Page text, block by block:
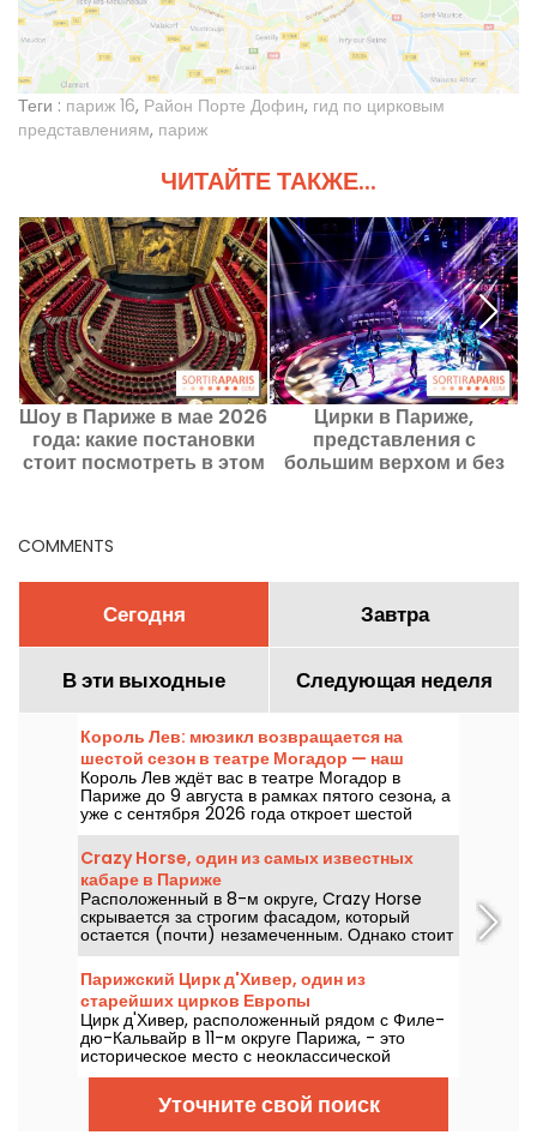
Теги : париж 16, Район Порте Дофин, гид по цирковым
представлениям, париж
ЧИТАЙТЕ ТАКЖЕ...
Шоу в Париже в мае 2026
года: какие постановки
стоит посмотреть в этом
Цирки в Париже,
представления с
большим верхом и без
COMMENTS
Сегодня Завтра
В эти выходные Следующая неделя
Король Лев: мюзикл возвращается на
шестой сезон в театре Могадор — наш
обзор
Король Лев ждёт вас в театре Могадор в
Париже до 9 августа в рамках пятого сезона, а
уже с сентября 2026 года откроет шестой
сезон, более чем через десять лет после
последнего представления в этом парижском
зале. Мы его видели — расскажем всё!
Crazy Horse, один из самых известных
кабаре в Париже
Расположенный в 8-м округе, Crazy Horse
скрывается за строгим фасадом, который
остается (почти) незамеченным. Однако стоит
вам переступить порог, как вы попадете в
совершенно иную атмосферу, став свидетелем
чудесного шоу с танцами, представлениями и
световыми декорациями.
Парижский Цирк д'Хивер, один из
старейших цирков Европы
Цирк д'Хивер, расположенный рядом с Филе-
дю-Кальвайр в 11-м округе Парижа, - это
историческое место с неоклассической
архитектурой. Один из старейших постоянных
цирков в Европе, он продолжает
демонстрировать цирковое искусство на
радость всей семье.
Уточните свой поиск